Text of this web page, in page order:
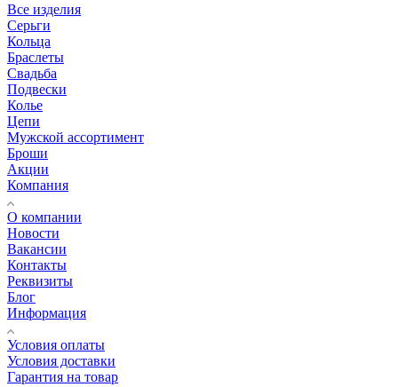
Все изделия
Серьги
Кольца
Браслеты
Свадьба
Подвески
Колье
Цепи
Мужской ассортимент
Броши
Акции
Компания
О компании
Новости
Вакансии
Контакты
Реквизиты
Блог
Информация
Условия оплаты
Условия доставки
Гарантия на товар